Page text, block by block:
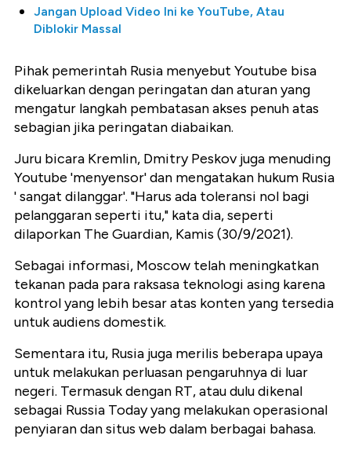
Jangan Upload Video Ini ke YouTube, Atau
Diblokir Massal
Pihak pemerintah Rusia menyebut Youtube bisa
dikeluarkan dengan peringatan dan aturan yang
mengatur langkah pembatasan akses penuh atas
sebagian jika peringatan diabaikan.
Juru bicara Kremlin, Dmitry Peskov juga menuding
Youtube 'menyensor' dan mengatakan hukum Rusia
' sangat dilanggar'. "Harus ada toleransi nol bagi
pelanggaran seperti itu," kata dia, seperti
dilaporkan The Guardian, Kamis (30/9/2021).
Sebagai informasi, Moscow telah meningkatkan
tekanan pada para raksasa teknologi asing karena
kontrol yang lebih besar atas konten yang tersedia
untuk audiens domestik.
Sementara itu, Rusia juga merilis beberapa upaya
untuk melakukan perluasan pengaruhnya di luar
negeri. Termasuk dengan RT, atau dulu dikenal
sebagai Russia Today yang melakukan operasional
penyiaran dan situs web dalam berbagai bahasa.